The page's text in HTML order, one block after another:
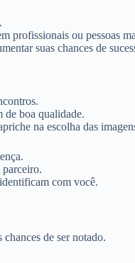
profissionais ou pessoas
suas chances de
de boa qualidade.
na escolha das
parceiro.
com você.
de ser notado.